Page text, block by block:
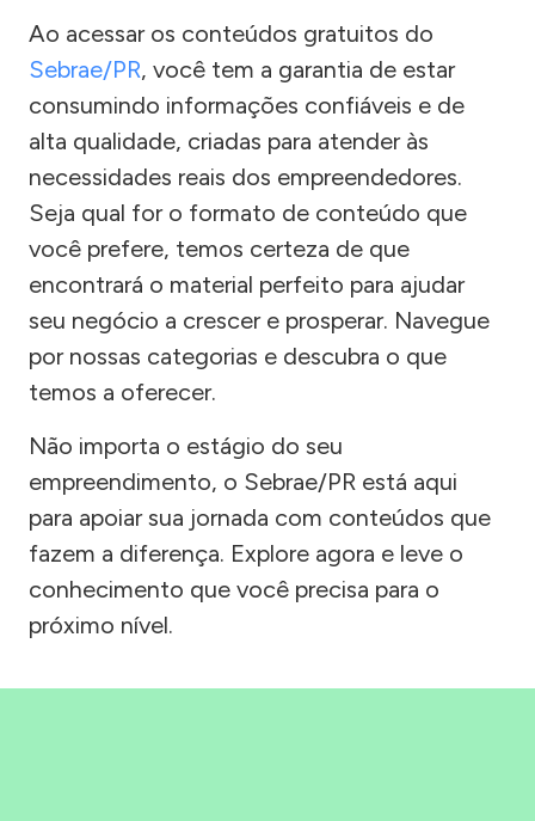
Ao acessar os conteúdos gratuitos do
Sebrae/PR, você tem a garantia de estar
consumindo informações confiáveis e de
alta qualidade, criadas para atender às
necessidades reais dos empreendedores.
Seja qual for o formato de conteúdo que
você prefere, temos certeza de que
encontrará o material perfeito para ajudar
seu negócio a crescer e prosperar. Navegue
por nossas categorias e descubra o que
temos a oferecer.
Não importa o estágio do seu
empreendimento, o Sebrae/PR está aqui
para apoiar sua jornada com conteúdos que
fazem a diferença. Explore agora e leve o
conhecimento que você precisa para o
próximo nível.